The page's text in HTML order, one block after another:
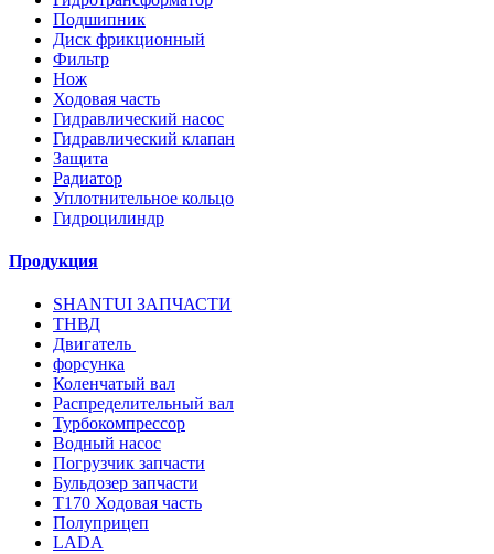
Подшипник
Диск фрикционный
Фильтр
Нож
Ходовая часть
Гидравлический насос
Гидравлический клапан
Защита
Радиатор
Уплотнительное кольцо
Гидроцилиндр
Продукция
SHANTUI ЗАПЧАСТИ
ТНВД
Двигатель
форсунка
Коленчатый вал
Распределительный вал
Турбокомпрессор
Водный насос
Погрузчик запчасти
Бульдозер запчасти
T170 Ходовая часть
Полуприцеп
LADA